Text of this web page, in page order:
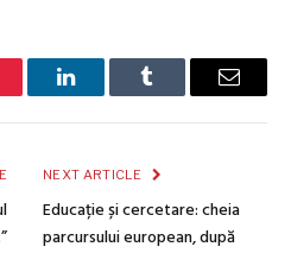
LinkedInTumblr Email
NEXT ARTICLE
Educație și cercetare: cheia
parcursului european, după